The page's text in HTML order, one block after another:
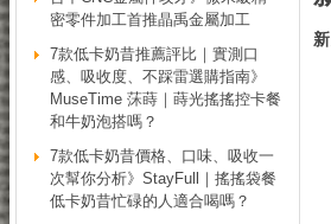
密零件加工首推晶禹金屬加工
7款低卡奶昔推薦評比｜實測口
感、吸收度、不踩雷選購指南》
MuseTime 莯蒔｜蒔光搖搖控卡餐
和牛奶泡搭嗎？
7款低卡奶昔價格、口味、吸收一
次幫你分析》StayFull｜搖搖袋餐
低卡奶昔忙碌的人適合喝嗎？